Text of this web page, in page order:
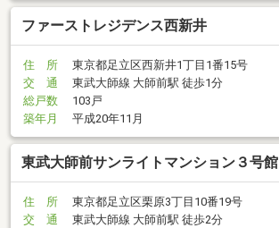
ファーストレジデンス西新井
住 所
東京都足立区西新井1丁目1番15号
交 通
東武大師線 大師前駅 徒歩1分
総戸数
103戸
築年月
平成20年11月
東武大師前サンライトマンション３号館
住 所
東京都足立区栗原3丁目10番19号
交 通
東武大師線 大師前駅 徒歩2分